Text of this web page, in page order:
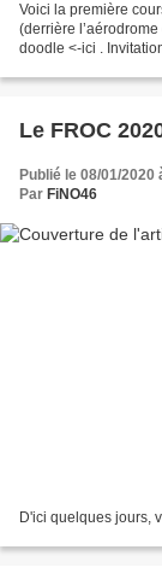
Voici la première
(derrière
doodle <-ici . Invitation et infos
Le FROC
Publié le 08/01/2020
Par FiNO46
D'ici quelques jours,